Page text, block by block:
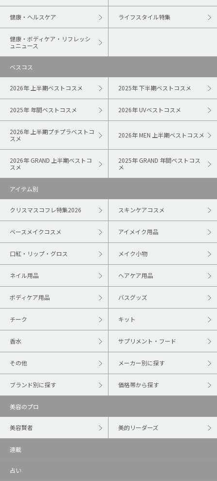
健康・ヘルスケア ライフスタイル特集
健康・ボディケア・リフレッシ
ュニュース
ベスコス
2026年 上半期ベストコスメ 2025年 下半期ベストコスメ
2025年 年間ベストコスメ 2026年 UVベストコスメ
2026年 上半期プチプラベストコ
スメ
2026年 MEN 上半期ベストコスメ
2026年 GRAND 上半期ベストコ
スメ
2025年 GRAND 年間ベストコス
メ
アイテム別
クリスマスコフレ特集2026 スキンケアコスメ
ベースメイクコスメ アイメイク用品
口紅・リップ・グロス メイク小物
ネイル用品 ヘアケア用品
ボディケア用品 バスグッズ
チーク キット
香水 サプリメント・フード
その他 メーカー別に探す
ブランド別に探す 価格帯から探す
美容のプロ
美容賢者 美的リーダーズ
連載
占い